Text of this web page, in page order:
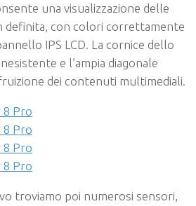
una visualizzazione delle
definita, con colori correttamente
IPS LCD. La cornice dello
e l’ampia diagonale
dei contenuti multimediali.
troviamo poi numerosi sensori,